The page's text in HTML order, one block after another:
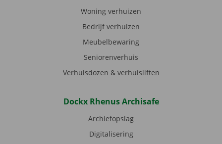
Woning verhuizen
Bedrijf verhuizen
Meubelbewaring
Seniorenverhuis
Verhuisdozen & verhuisliften
Dockx Rhenus Archisafe
Archiefopslag
Digitalisering